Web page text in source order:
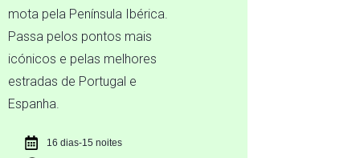
mota pela Península Ibérica.
Passa pelos pontos mais
icónicos e pelas melhores
estradas de Portugal e
Espanha.
16 dias-15 noites